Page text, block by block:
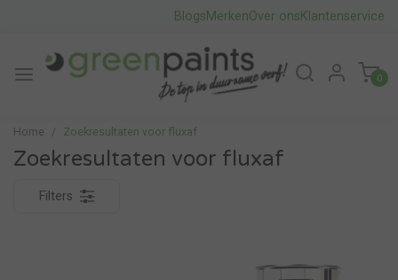
BlogsMerkenOver onsKlantenservice
0
Home Zoekresultaten voor fluxaf
Zoekresultaten voor fluxaf
Filters